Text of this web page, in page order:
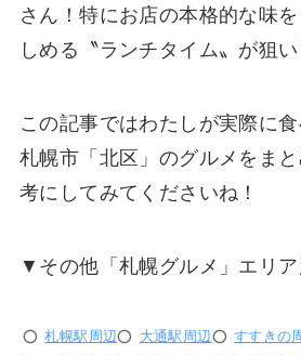
さん！特にお店の本格的な味
しめる〝ランチタイム〟が狙い
この記事ではわたしが実際に
札幌市「北区」のグルメをま
考にしてみてくださいね！
▼その他「札幌グルメ」エリア
札幌駅周辺 大通駅周辺 すすきの